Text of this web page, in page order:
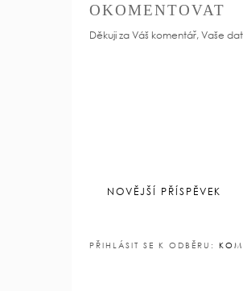
OKOMENTOVAT
Děkuji za Váš komentář, Vaše
NOVĚJŠÍ PŘÍSPĚVEK
PŘIHLÁSIT SE K ODBĚRU: